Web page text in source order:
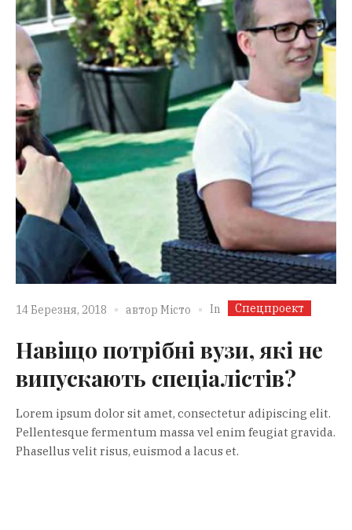
14 Березня, 2018 автор Місто In Спецпроект
Навіщо потрібні вузи, які не
випускають спеціалістів?
Lorem ipsum dolor sit amet, consectetur adipiscing elit.
Pellentesque fermentum massa vel enim feugiat gravida.
Phasellus velit risus, euismod a lacus et.